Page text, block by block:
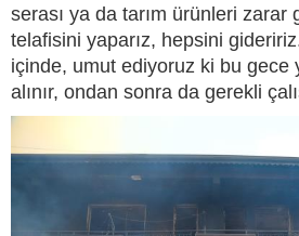
serası ya da tarım ürünleri zarar
telafisini yaparız, hepsini
içinde, umut ediyoruz ki bu gece
alınır, ondan sonra da gerekli